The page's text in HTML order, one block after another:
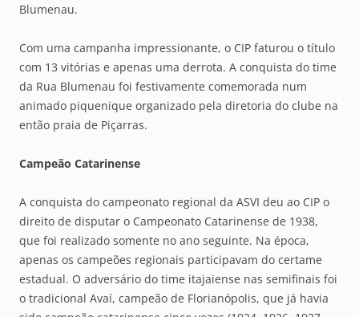
Blumenau.
Com uma campanha impressionante, o CIP faturou o título
com 13 vitórias e apenas uma derrota. A conquista do time
da Rua Blumenau foi festivamente comemorada num
animado piquenique organizado pela diretoria do clube na
então praia de Piçarras.
Campeão Catarinense
A conquista do campeonato regional da ASVI deu ao CIP o
direito de disputar o Campeonato Catarinense de 1938,
que foi realizado somente no ano seguinte. Na época,
apenas os campeões regionais participavam do certame
estadual. O adversário do time itajaiense nas semifinais foi
o tradicional Avaí, campeão de Florianópolis, que já havia